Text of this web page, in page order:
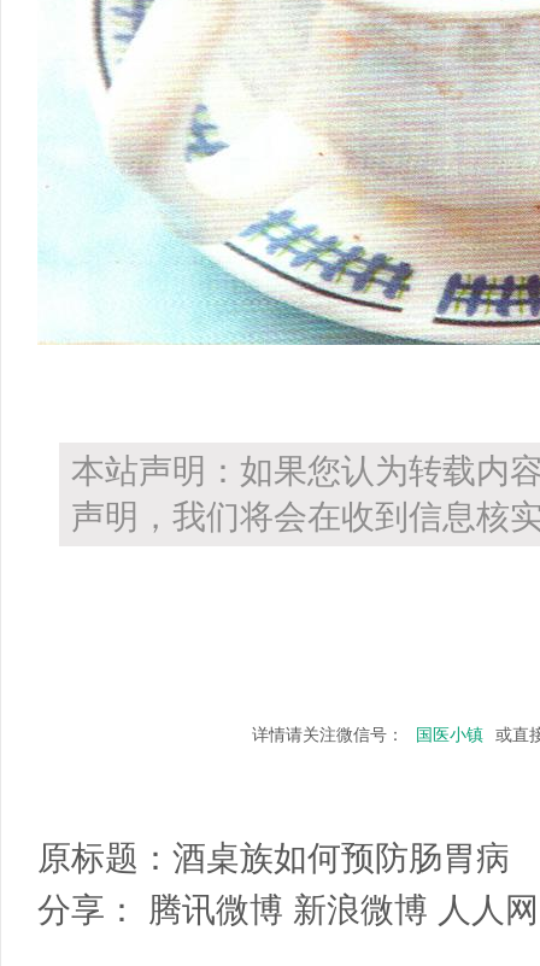
本站声明：如果您认为转载内
声明，我们将会在收到信息核
详情请关注微信号： 国医小镇 或直
原标题： 酒桌族如何预防肠胃病
分享：
腾讯微博 新浪微博 人人网